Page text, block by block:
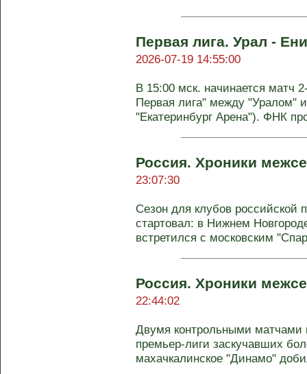
Первая лига. Урал -
2026-07-19 14:55:00
В 15:00 мск. начинается матч
Первая лига" между "Уралом"
"Екатеринбург Арена"). ФНК
Россия. Хроники
23:07:30
Сезон для клубов российской
стартовал: в Нижнем
встретился с московским
Россия. Хроники
22:44:02
Двумя контрольными матчами
премьер-лиги заскучавших
махачкалинское "Динамо"